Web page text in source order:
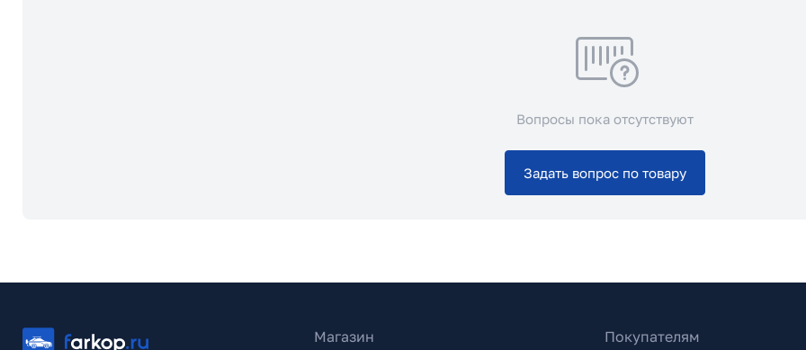
Вопросы пока отсутствуют
Задать вопрос по товару
Магазин
Покупателям